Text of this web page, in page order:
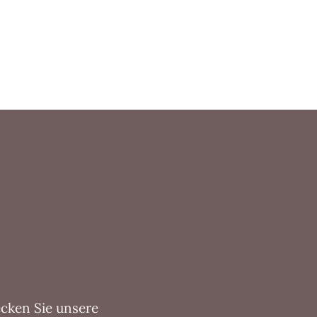
Sie unsere